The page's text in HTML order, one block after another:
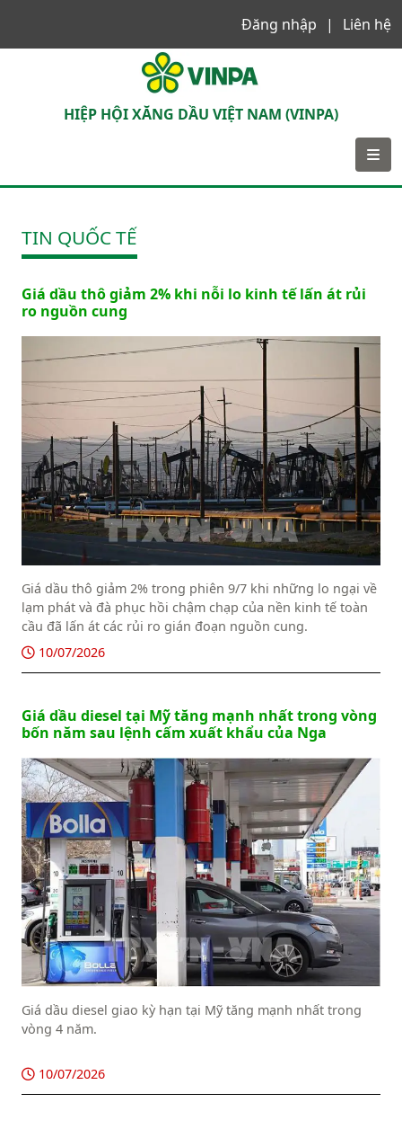
Đăng nhập
Liên hệ
HIỆP HỘI XĂNG DẦU VIỆT NAM (VINPA)
TIN QUỐC TẾ
Giá dầu thô giảm 2% khi nỗi lo kinh tế lấn át rủi
ro nguồn cung
Giá dầu thô giảm 2% trong phiên 9/7 khi những lo ngại về
lạm phát và đà phục hồi chậm chạp của nền kinh tế toàn
cầu đã lấn át các rủi ro gián đoạn nguồn cung.
10/07/2026
Giá dầu diesel tại Mỹ tăng mạnh nhất trong vòng
bốn năm sau lệnh cấm xuất khẩu của Nga
Giá dầu diesel giao kỳ hạn tại Mỹ tăng mạnh nhất trong
vòng 4 năm.
10/07/2026